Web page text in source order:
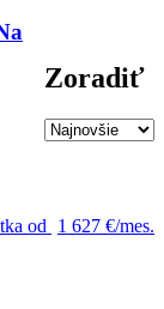
Zoradiť
od
1 627 €/mes.